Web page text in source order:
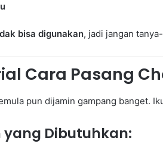
bisa digunakan, jadi jangan
Cara Pasang
pun dijamin gampang banget.
yang Dibutuhkan: